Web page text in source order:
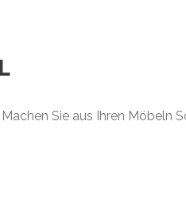
Sie aus Ihren Möbeln